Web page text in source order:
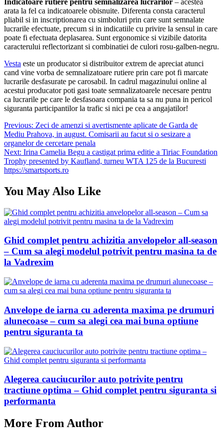
arata la fel ca indicatoarele obisnuite. Diferenta consta caracterul
pliabil si in inscriptionarea cu simboluri prin care sunt semnalate
lucrarile efectuate, precum si in indicatiile cu privire la sensul in care
poate fi efectuata deplasarea. Sunt ergonomice si vizibile datorita
caracterului reflectorizant si combinatiei de culori rosu-galben-negru.
Vesta este un producator si distribuitor extrem de apreciat atunci
cand vine vorba de semnalizatoare rutiere prin care pot fi marcate
lucrarile desfasurate pe carosabil. In cadrul magazinului online al
acestui producator poti gasi toate semnalizatoarele necesare pentru
ca lucrarile pe care le desfasoara compania ta sa nu puna in pericol
siguranta participantilor la trafic si nici pe cea a angajatilor!
Navigare
în
articole
Previous: Zeci de amenzi si avertismente aplicate de Garda de
Mediu Prahova, in august. Comisarii au facut si o sesizare a
organelor de cercetare penala
Next: Irina Camelia Begu a castigat prima editie a Tiriac Foundation
Trophy presented by Kaufland, turneu WTA 125 de la Bucuresti
https://smartsports.ro
You May Also Like
Ghid complet pentru achizitia anvelopelor all-season
– Cum sa alegi modelul potrivit pentru masina ta de
la Vadrexim
Anvelope de iarna cu aderenta maxima pe drumuri
alunecoase – cum sa alegi cea mai buna optiune
pentru siguranta ta
Alegerea cauciucurilor auto potrivite pentru
tractiune optima – Ghid complet pentru siguranta si
performanta
More From Author